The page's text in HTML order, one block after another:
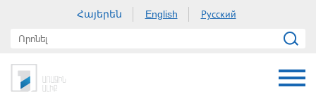
Հայերեն English Русский